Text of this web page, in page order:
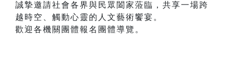
誠摯邀請社會各界與民眾闔家蒞臨，共享一場跨
越時空、觸動心靈的人文藝術饗宴。
歡迎各機關團體報名團體導覽。